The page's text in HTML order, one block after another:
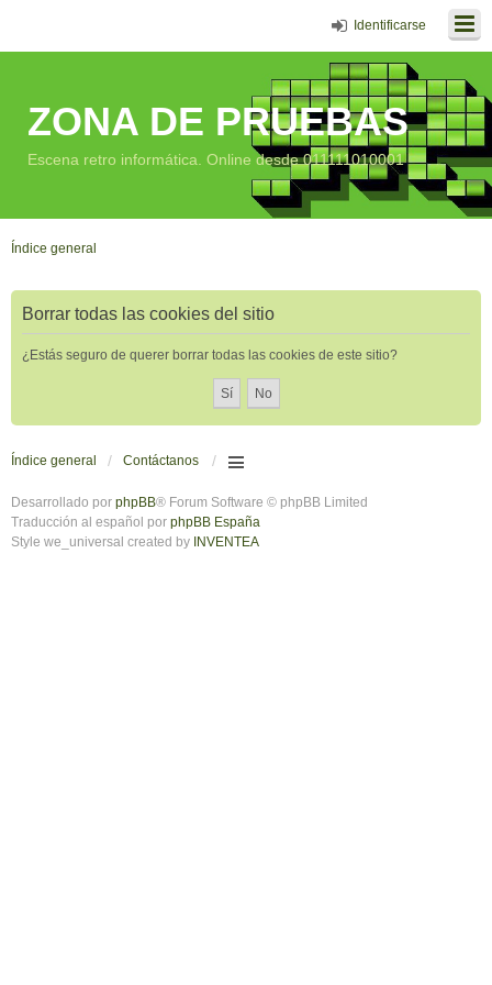
Identificarse
ZONA DE PRUEBAS
Escena retro informática. Online desde 011111010001
Índice general
Borrar todas las cookies del sitio
¿Estás seguro de querer borrar todas las cookies de este sitio?
Índice general Contáctanos
Desarrollado por phpBB® Forum Software © phpBB Limited
Traducción al español por phpBB España
Style we_universal created by INVENTEA